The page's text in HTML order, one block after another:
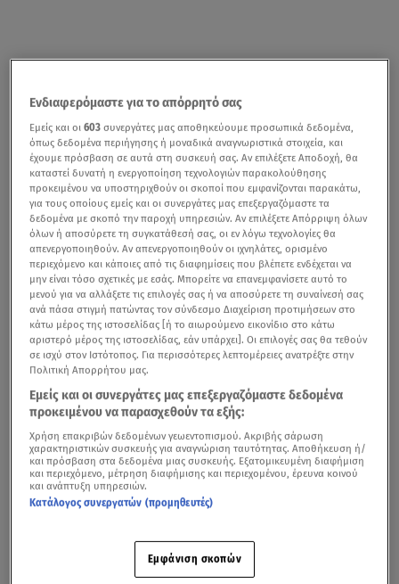
Ενδιαφερόμαστε για το απόρρητό σας
Εμείς και οι603 συνεργάτες μας αποθηκεύουμε προσωπικά δεδομένα,
όπως δεδομένα περιήγησης ή μοναδικά αναγνωριστικά στοιχεία, και
έχουμε πρόσβαση σε αυτά στη συσκευή σας. Αν επιλέξετε Αποδοχή, θα
καταστεί δυνατή η ενεργοποίηση τεχνολογιών παρακολούθησης
προκειμένου να υποστηριχθούν οι σκοποί που εμφανίζονται παρακάτω,
για τους οποίους εμείς και οι συνεργάτες μας επεξεργαζόμαστε τα
δεδομένα με σκοπό την παροχή υπηρεσιών. Αν επιλέξετε Απόρριψη όλων
όλων ή αποσύρετε τη συγκατάθεσή σας, οι εν λόγω τεχνολογίες θα
απενεργοποιηθούν. Αν απενεργοποιηθούν οι ιχνηλάτες, ορισμένο
περιεχόμενο και κάποιες από τις διαφημίσεις που βλέπετε ενδέχεται να
μην είναι τόσο σχετικές με εσάς. Μπορείτε να επανεμφανίσετε αυτό το
μενού για να αλλάξετε τις επιλογές σας ή να αποσύρετε τη συναίνεσή σας
ανά πάσα στιγμή πατώντας τον σύνδεσμο Διαχείριση προτιμήσεων στο
κάτω μέρος της ιστοσελίδας [ή το αιωρούμενο εικονίδιο στο κάτω
αριστερό μέρος της ιστοσελίδας, εάν υπάρχει]. Οι επιλογές σας θα τεθούν
σε ισχύ στον Ιστότοπος. Για περισσότερες λεπτομέρειες ανατρέξτε στην
Πολιτική Απορρήτου μας.
Εμείς και οι συνεργάτες μας επεξεργαζόμαστε δεδομένα
προκειμένου να παρασχεθούν τα εξής:
Χρήση επακριβών δεδομένων γεωεντοπισμού. Ακριβής σάρωση
χαρακτηριστικών συσκευής για αναγνώριση ταυτότητας. Αποθήκευση ή/
και πρόσβαση στα δεδομένα μιας συσκευής. Εξατομικευμένη διαφήμιση
και περιεχόμενο, μέτρηση διαφήμισης και περιεχομένου, έρευνα κοινού
και ανάπτυξη υπηρεσιών.
Κατάλογος συνεργατών (προμηθευτές)
Εμφάνιση σκοπών